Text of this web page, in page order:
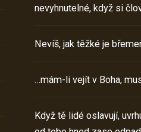
nevyhnutelné, když si
Nevíš, jak těžké je
…mám-li vejít v Boha,
Když tě lidé oslavují,